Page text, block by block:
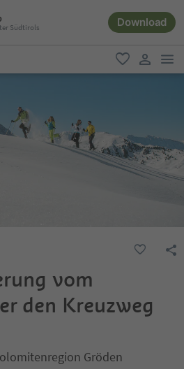
Südtirols Download
favorit
user link
vom
den Kreuzweg
Gröden